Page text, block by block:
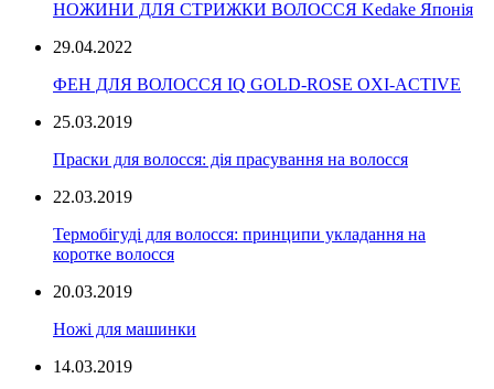
НОЖИНИ ДЛЯ СТРИЖКИ ВОЛОССЯ Kedake Японія
29.04.2022
ФЕН ДЛЯ ВОЛОССЯ IQ GOLD-ROSE OXI-ACTIVE
25.03.2019
Праски для волосся: дія прасування на волосся
22.03.2019
Термобігуді для волосся: принципи укладання на
коротке волосся
20.03.2019
Ножі для машинки
14.03.2019